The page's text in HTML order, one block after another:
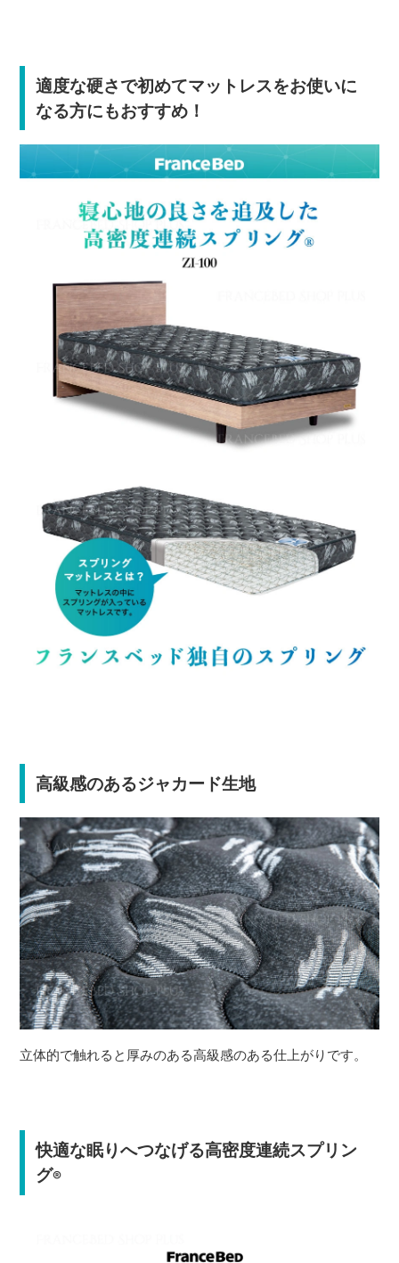
適度な硬さで初めてマットレスをお使いに
なる方にもおすすめ！
高級感のあるジャカード生地
立体的で触れると厚みのある高級感のある仕上がりです。
快適な眠りへつなげる高密度連続スプリン
グ®